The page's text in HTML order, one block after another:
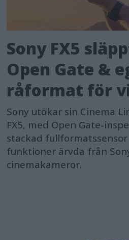
Sony FX5
Open Gate &
råformat för
Sony utökar sin Cinema
FX5, med Open Gate-
stackad
funktioner ärvda från
cinemakameror.